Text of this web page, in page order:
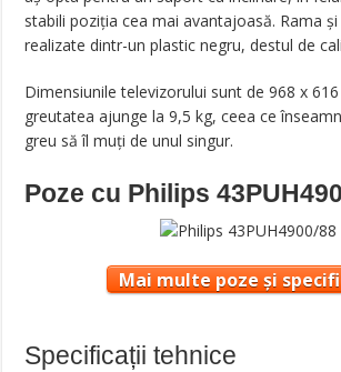
stabili poziția cea mai avantajoasă. Rama
realizate dintr-un plastic negru, destul de
Dimensiunile televizorului sunt de 968 x
greutatea ajunge la 9,5 kg, ceea ce
greu să îl muți de unul singur.
Poze cu Philips
Mai multe poze și
Specificații tehnice